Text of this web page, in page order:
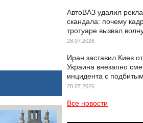
АвтоВАЗ удалил
скандала: почему
тротуаре вызвал
28.07.2026
Иран заставил Киев
Украина внезапно
инцидента с
28.07.2026
Все новости